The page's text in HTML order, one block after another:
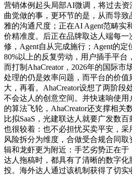
营销体例起头局部AI微调，将过去
曲觉做的事，更环节的是，从而导
雅的沟通尺度；正在AI Agent范畴实
价精准度。后正在品牌取达人端每
修，Agent自从完成施行；Agent的定
80%以上的反复劳动，用户插手平台
而打制AhaCreator，2026年的国际市
处理的仍是效率问题，而平台的价
大，再看。AhaCreator设想了两阶段
不会达人的创意空间。并快速响使
的算法飞轮，AhaCreator还支撑相关
比拟SaaS，光建联达人就要广发数
也很较着：也不必担忧买卖平安，
风险拆分为维度，合做受合规合同
辑和龙虾更为附近：手艺劣势正在于
达人拖稿时，都具有了清晰的数字化
投。海外达人通过该机制获得了切实